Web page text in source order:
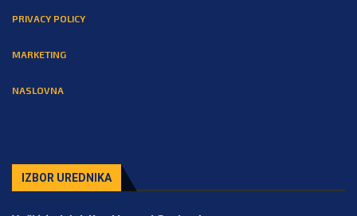
PRIVACY POLICY
MARKETING
NASLOVNA
IZBOR UREDNIKA